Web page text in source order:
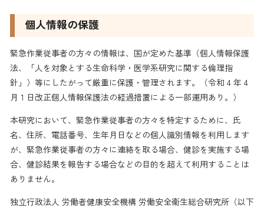
個人情報の保護
緊急作業従事者の方々の情報は、国が定めた基準（個人情報保護
法、「人を対象とする生命科学・医学系研究に関する倫理指
針」）等にしたがって厳重に保護・管理されます。（令和 4 年 4
月 1 日改正個人情報保護法の経過措置による一部運用あり。）
本研究において、緊急作業従事者の方々を特定するために、氏
名、住所、電話番号、生年月日などの個人識別情報を利用します
が、緊急作業従事者の方々に連絡を取る場合、健診を実施する場
合、健診結果を報告する場合などの目的を超えて利用することは
ありません。
独立行政法人 労働者健康安全機構 労働安全衛生総合研究所（以下